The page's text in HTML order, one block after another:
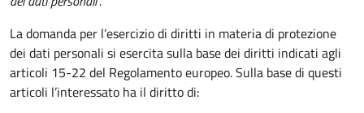
La domanda per l’esercizio di diritti in materia di protezione
dei dati personali si esercita sulla base dei diritti indicati agli
articoli 15-22 del Regolamento europeo. Sulla base di questi
articoli l’interessato ha il diritto di: